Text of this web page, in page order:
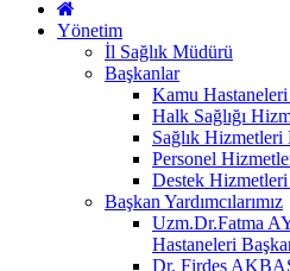
Yönetim
İl Sağlık Müdürü
Başkanlar
Kamu
Halk Sağlığı
Sağlık Hizmetleri
Personel
Destek Hizmetleri
Başkan Yardımcılarımız
Uzm.Dr.Fatma
Hastaneleri
Dr. Firdes